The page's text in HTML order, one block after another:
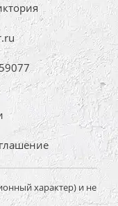
характер) и не